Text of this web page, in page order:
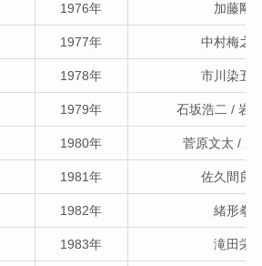
1976年 加藤剛
1977年 中村梅之
1978年 市川染五
1979年 石坂浩二 / 岩
1980年 菅原文太 / 加
1981年 佐久間良
1982年 緒形拳
1983年 滝田栄